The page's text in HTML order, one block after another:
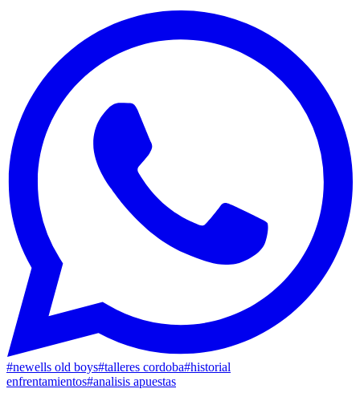
#newells old boys#talleres cordoba#historial
enfrentamientos#analisis apuestas